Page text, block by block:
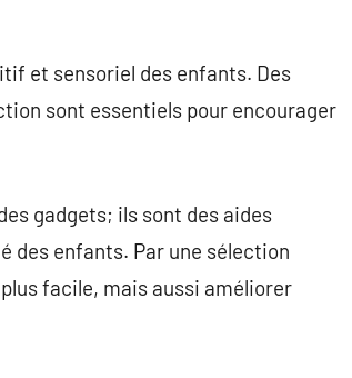
et sensoriel des enfants. Des
sont essentiels pour encourager
gadgets; ils sont des aides
des enfants. Par une sélection
facile, mais aussi améliorer